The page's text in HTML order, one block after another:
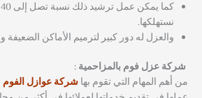
نستهلكها.
والعزل له دور كبير لترميم الأماكن الضعيفة و
شركة عزل فوم بالمزاحمية :
من أهم المهام التي تقوم بهاشركة عوازل الفوم